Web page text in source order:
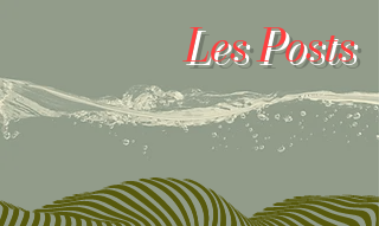
LesPosts